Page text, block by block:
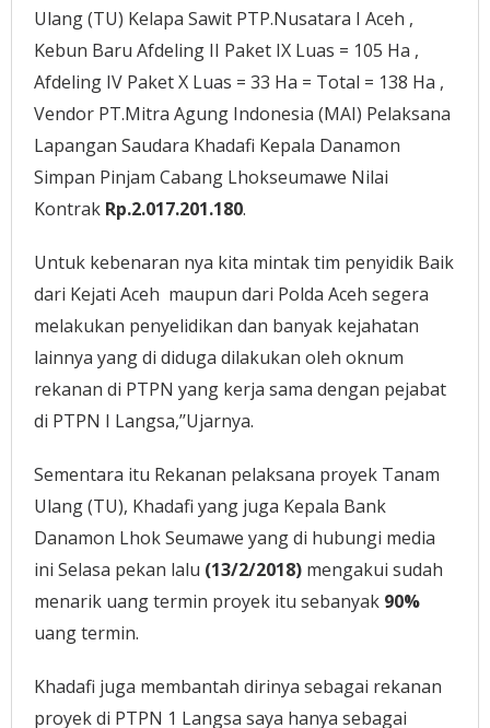
Ulang (TU) Kelapa Sawit PTP.Nusatara I Aceh ,
Kebun Baru Afdeling II Paket IX Luas = 105 Ha ,
Afdeling IV Paket X Luas = 33 Ha = Total = 138 Ha ,
Vendor PT.Mitra Agung Indonesia (MAI) Pelaksana
Lapangan Saudara Khadafi Kepala Danamon
Simpan Pinjam Cabang Lhokseumawe Nilai
Kontrak Rp.2.017.201.180.
Untuk kebenaran nya kita mintak tim penyidik Baik
dari Kejati Aceh maupun dari Polda Aceh segera
melakukan penyelidikan dan banyak kejahatan
lainnya yang di diduga dilakukan oleh oknum
rekanan di PTPN yang kerja sama dengan pejabat
di PTPN I Langsa,’’Ujarnya.
Sementara itu Rekanan pelaksana proyek Tanam
Ulang (TU), Khadafi yang juga Kepala Bank
Danamon Lhok Seumawe yang di hubungi media
ini Selasa pekan lalu (13/2/2018) mengakui sudah
menarik uang termin proyek itu sebanyak 90%
uang termin.
Khadafi juga membantah dirinya sebagai rekanan
proyek di PTPN 1 Langsa saya hanya sebagai